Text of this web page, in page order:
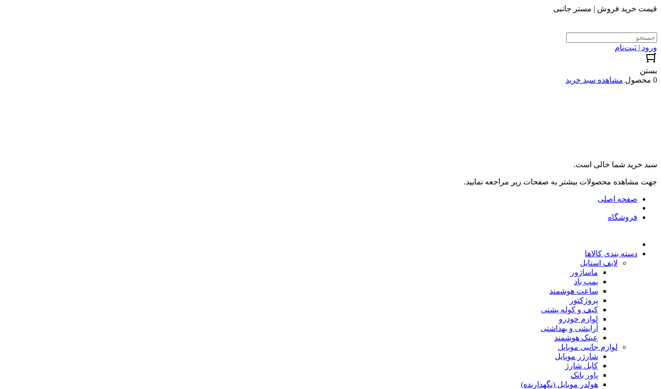
قیمت خرید فروش | مستر جانبی
ورود | ثبت‌نام
بستن
0 محصول
مشاهده سبد خرید
سبد خرید شما خالی است.
جهت مشاهده محصولات بیشتر به صفحات زیر مراجعه نمایید.
صفحه اصلی
فروشگاه
دسته بندی کالاها
لایف استایل
ماساژور
پمپ باد
ساعت هوشمند
پروژکتور
کیف و کوله پشتی
لوازم خودرو
آرایشی و بهداشتی
عینک هوشمند
لوازم جانبی موبایل
شارژر موبایل
کابل شارژ
پاور بانک
هولدر موبایل (نگهدارنده)